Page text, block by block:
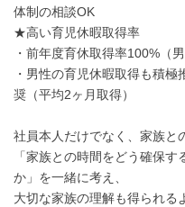
体制の相談OK
★高い育児休暇取得率
・前年度育休取得率100%（男
・男性の育児休暇取得も積
奨（平均2ヶ月取得）
社員本人だけでなく、家族と
「家族との時間をどう確保
か」を一緒に考え、
大切な家族の理解も得られる